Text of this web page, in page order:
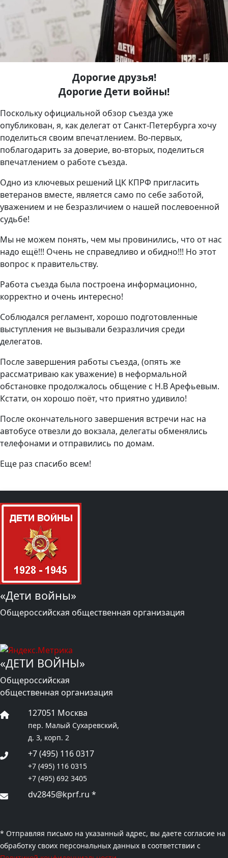
Дорогие друзья!
Дорогие Дети войны!
Поскольку официальной обзор съезда уже
опубликован, я, как делегат от Санкт-Петербурга хочу
поделиться своим впечатлением. Во-первых,
поблагодарить за доверие, во-вторых, поделиться
впечатлением о работе съезда.
Одно из ключевых решений ЦК КПРФ пригласить
ветеранов вместе, является само по себе заботой,
уважением и не безразличием о нашей послевоенной
судьбе!
Мы не можем понять, чем мы провинились, что от нас
надо ещё!!! Очень не справедливо и обидно!!! Но этот
вопрос к правительству.
Работа съезда была построена информационно,
корректно и очень интересно!
Соблюдался регламент, хорошо подготовленные
выступления не вызывали безразличия среди
делегатов.
После завершения работы съезда, (опять же
рассматриваю как уважение) в неформальной
обстановке продолжалось общение с Н.В Арефьевым.
Кстати, он хорошо поёт, что приятно удивило!
После окончательного завершения встречи нас на
автобусе отвезли до вокзала, делегаты обменялись
телефонами и отправились по домам.
Еще раз спасибо всем!
«Дети войны»
Общероссийская общественная организация
«ДЕТИ ВОЙНЫ»
Общероссийская
общественная организация
127051 Москва
пер. Малый Сухаревский,
д. 3, корп. 2
+7 (495) 116 0317
+7 (495) 116 0315
+7 (495) 692 3405
dv2845@kprf.ru *
* Отправляя письмо на указанный адрес, вы даете согласие на
обработку своих персональных данных в соответствии с